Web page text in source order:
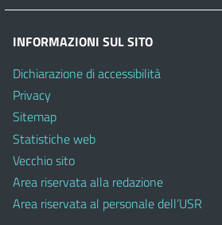
INFORMAZIONI SUL SITO
Dichiarazione di accessibilità
Privacy
Sitemap
Statistiche web
Vecchio sito
Area riservata alla redazione
Area riservata al personale dell’USR